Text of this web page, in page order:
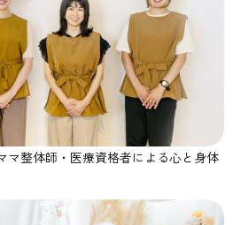
マ整体師・医療資格者による心と身体